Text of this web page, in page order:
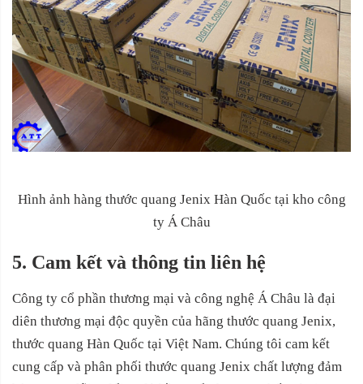
Hình ảnh hàng thước quang Jenix Hàn Quốc tại kho công
ty Á Châu
5. Cam kết và thông tin liên hệ
Công ty cổ phần thương mại và công nghệ Á Châu là đại
diên thương mại độc quyền của hãng thước quang Jenix,
thước quang Hàn Quốc tại Việt Nam. Chúng tôi cam kết
cung cấp và phân phối thước quang Jenix chất lượng đảm